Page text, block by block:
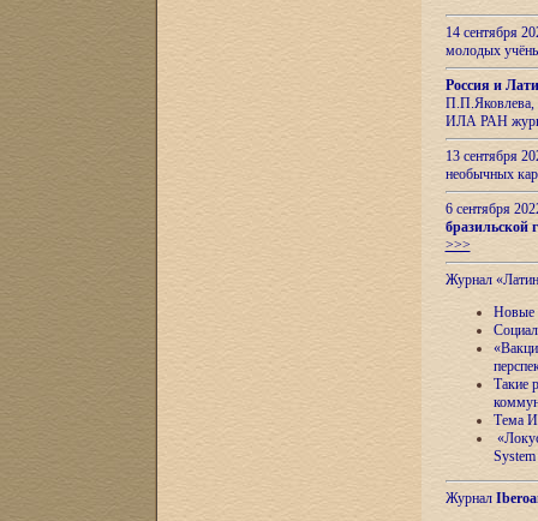
14 сентября
молодых
Россия и
П.П.Яковлева,
ИЛА РАН
13 сентября
необычных
6 сентября
бразильской
>>>
Журнал
Новые
Такие
Тема
Журнал